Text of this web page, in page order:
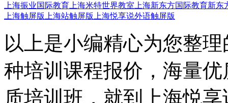
上海振业国际教育 上海米特世界教室 上海新东方国际教育新东
上海触屏版 上海站触屏版 上海悦享说外语触屏版
以上是小编精心为您整
种培训课程报价，海量
质培训班，就到上海悦